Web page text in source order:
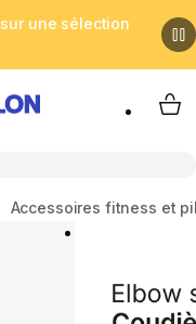
sur une sélection
My
Accessoires fitness et